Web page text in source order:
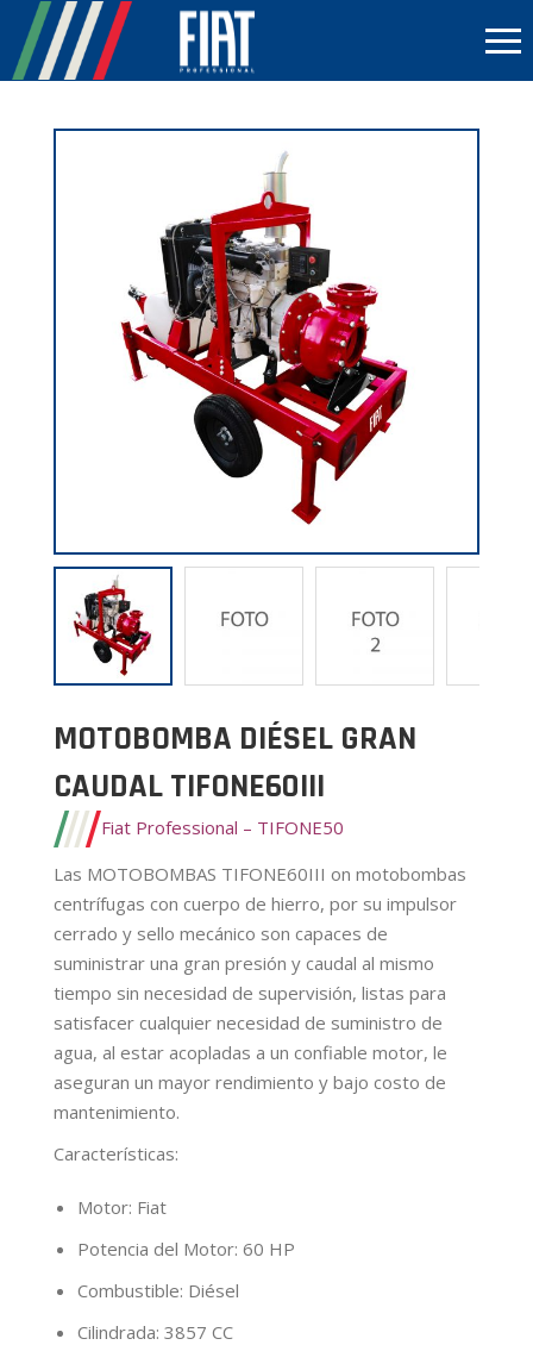
MOTOBOMBA DIÉSEL GRAN
CAUDAL TIFONE60III
Fiat Professional – TIFONE50
Las MOTOBOMBAS TIFONE60III on motobombas
centrífugas con cuerpo de hierro, por su impulsor
cerrado y sello mecánico son capaces de
suministrar una gran presión y caudal al mismo
tiempo sin necesidad de supervisión, listas para
satisfacer cualquier necesidad de suministro de
agua, al estar acopladas a un confiable motor, le
aseguran un mayor rendimiento y bajo costo de
mantenimiento.
Características:
Motor: Fiat
Potencia del Motor: 60 HP
Combustible: Diésel
Cilindrada: 3857 CC